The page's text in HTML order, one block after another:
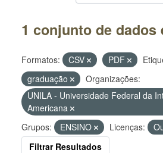
1 conjunto de dados
Formatos: CSV PDF
graduação
Organizações:
UNILA - Universidade Federal da
Americana
Grupos:
ENSINO Licenças:
Filtrar Resultados